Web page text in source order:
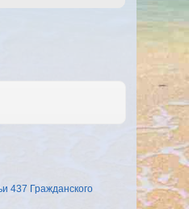
437 Гражданского